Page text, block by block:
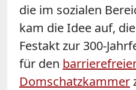
die im sozialen
kam die Idee auf,
Festakt zur 300-
für den
Domschatzkammer